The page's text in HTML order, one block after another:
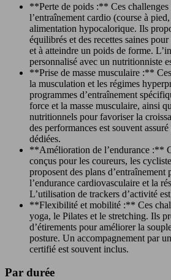
**Perte de poids :** Ces challenges
l’entraînement cardio (course à
alimentation hypocalorique. Ils
équilibrés et des recettes saines
et à atteindre un poids de forme.
personnalisé avec un nutritionniste
**Prise de masse musculaire :**
la musculation et les régimes
programmes d’entraînement
force et la masse musculaire, ainsi
nutritionnels pour favoriser la
des performances est souvent
dédiées.
**Amélioration de l’endurance :**
conçus pour les coureurs, les
proposent des plans
l’endurance cardiovasculaire et la
L’utilisation de trackers d’activité
**Flexibilité et mobilité :** Ces
yoga, le Pilates et le stretching. Ils
d’étirements pour améliorer la
posture. Un accompagnement par
certifié est souvent inclus.
Par durée